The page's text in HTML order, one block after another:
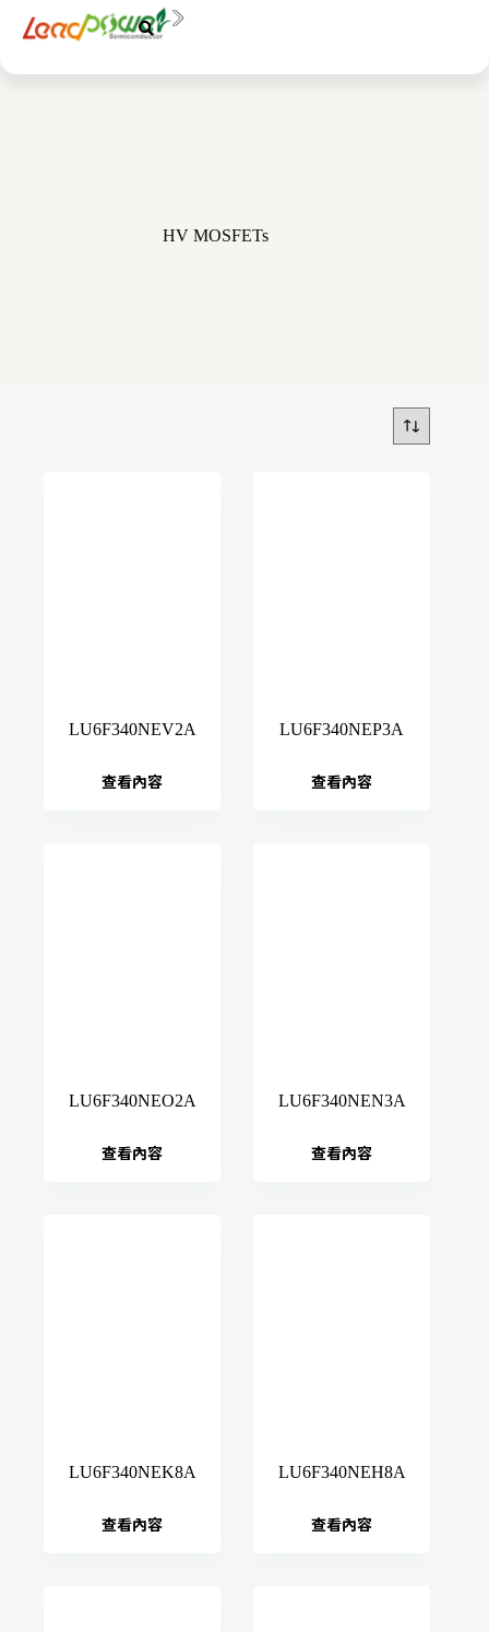
HV MOSFETs
LU6F340NEV2A
查看內容
LU6F340NEP3A
查看內容
LU6F340NEO2A
查看內容
LU6F340NEN3A
查看內容
LU6F340NEK8A
查看內容
LU6F340NEH8A
查看內容